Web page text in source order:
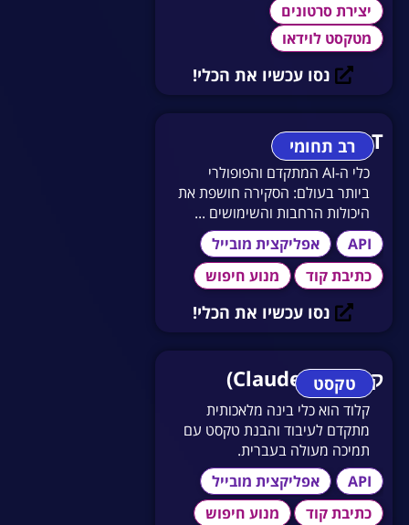
יצירת סרטונים
מטקסט לוידאו
נסו עכשיו את הכלי!
רב תחומי
ChatGPT
כלי ה-AI המתקדם והפופולרי
ביותר בעולם: הסקירה חושפת את
היכולות הרחבות והשימושים ...
API
אפליקצית מובייל
כתיבת קוד
מנוע חיפוש
נסו עכשיו את הכלי!
טקסט
קלוד (Claude AI)
קלוד הוא כלי בינה מלאכותית
מתקדם לעיבוד והבנת טקסט עם
תמיכה מעולה בעברית.
API
אפליקצית מובייל
כתיבת קוד
מנוע חיפוש